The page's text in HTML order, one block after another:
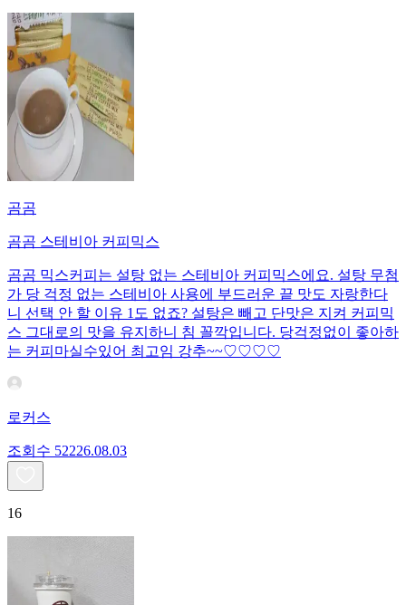
곰곰
곰곰 스테비아 커피믹스
곰곰 믹스커피는 설탕 없는 스테비아 커피믹스에요. 설탕 무첨
가 당 걱정 없는 스테비아 사용에 부드러운 끝 맛도 자랑한다
니 선택 안 할 이유 1도 없죠? 설탕은 빼고 단맛은 지켜 커피믹
스 그대로의 맛을 유지하니 침 꼴깍입니다. 당걱정없이 좋아하
는 커피마실수있어 최고임 강추~~♡♡♡♡
로커스
조회수 52226.08.03
16